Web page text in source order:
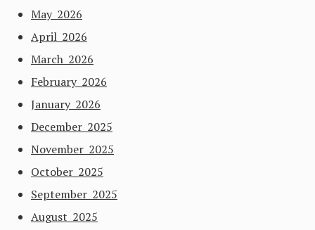
May 2026
April 2026
March 2026
February 2026
January 2026
December 2025
November 2025
October 2025
September 2025
August 2025